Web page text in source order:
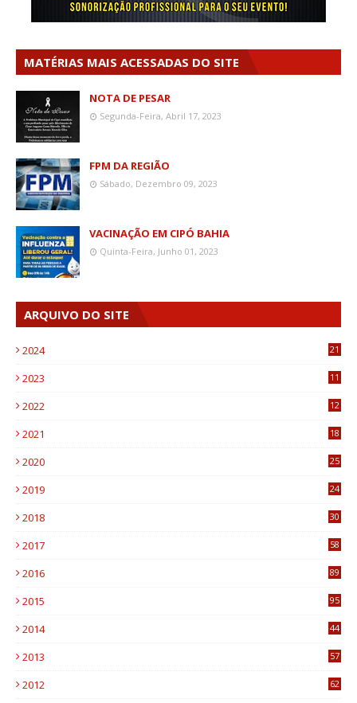
MATÉRIAS MAIS ACESSADAS DO SITE
NOTA DE PESAR
Segunda-Feira, Abril 17, 2023
FPM DA REGIÃO
Sábado, Dezembro 09, 2023
VACINAÇÃO EM CIPÓ BAHIA
Quinta-Feira, Junho 01, 2023
ARQUIVO DO SITE
2024 21
2023
11
2022
12
2021
18
2020
25
2019
24
2018
30
2017
58
2016
89
2015
95
2014
44
2013
57
2012
62